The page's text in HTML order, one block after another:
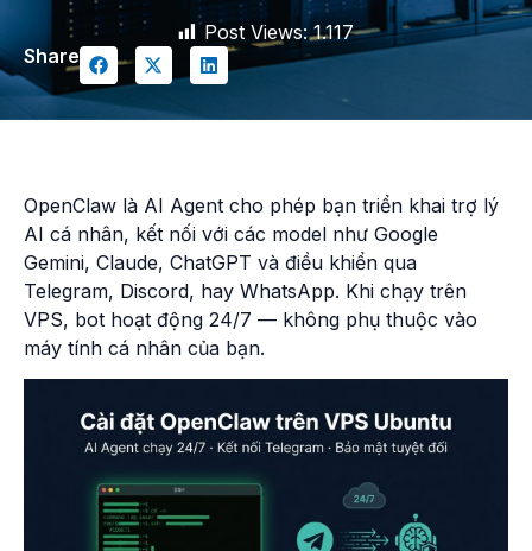
Post Views: 1.117
Share
OpenClaw là AI Agent cho phép bạn triển khai trợ lý
AI cá nhân, kết nối với các model như Google
Gemini, Claude, ChatGPT và điều khiển qua
Telegram, Discord, hay WhatsApp. Khi chạy trên
VPS, bot hoạt động 24/7 — không phụ thuộc vào
máy tính cá nhân của bạn.